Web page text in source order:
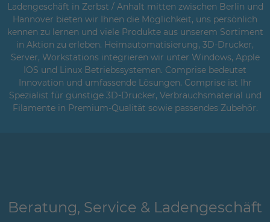
Ladengeschäft in Zerbst / Anhalt mitten zwischen Berlin und
Hannover bieten wir Ihnen die Möglichkeit, uns persönlich
kennen zu lernen und viele Produkte aus unserem Sortiment
in Aktion zu erleben. Heimautomatisierung, 3D-Drucker,
Server, Workstations integrieren wir unter Windows, Apple
IOS und Linux Betriebssystemen. Comprise bedeutet
Innovation und umfassende Lösungen. Comprise ist Ihr
Spezialist für günstige 3D-Drucker, Verbrauchsmaterial und
Filamente in Premium-Qualität sowie passendes Zubehör.
Beratung, Service & Ladengeschäft